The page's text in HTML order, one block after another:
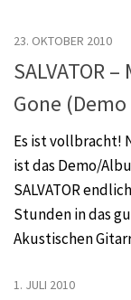
23. OKTOBER 2010
SALVATOR
Gone
Es ist vollbracht!
ist das Demo/
SALVATOR
Stunden in das
Akustischen
1. JULI 2010